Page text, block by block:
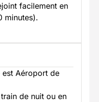
facilement en
minutes).
Aéroport de
de nuit ou en